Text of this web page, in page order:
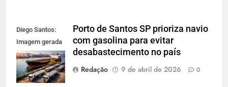
Diego Santos:
Imagem gerada
por IA para
reprodução
Porto de Santos SP prioriza navio
com gasolina para evitar
desabastecimento no país
Redação
9 de abril de 2026 0